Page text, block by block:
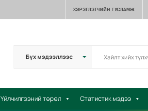
ХЭРЭГЛЭГЧИЙН ТУСЛАМЖ
Үйлчилгээний төрөл Статистик мэдээ